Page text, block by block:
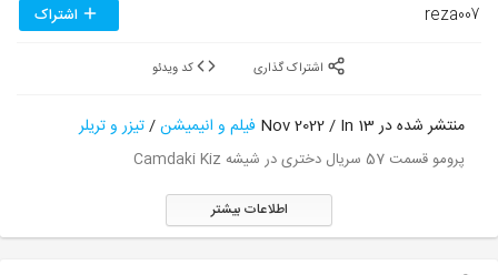
reza007 اشتراک
منتشر شده در 13 Nov 2022 / In فیلم و انیمیشن/تیزر و تریلر
پرومو قسمت 57 سریال دختری در شیشه Camdaki Kiz
اطلاعات بیشتر